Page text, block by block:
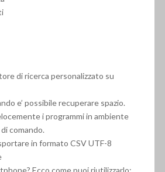
di ricerca personalizzato su
e’ possibile recuperare spazio.
i programmi in ambiente
comando.
in formato CSV UTF-8
Ecco come puoi riutilizzarlo: